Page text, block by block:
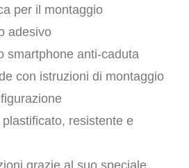
per il montaggio
adesivo
smartphone anti-caduta
con istruzioni di montaggio
resistente e
grazie al suo speciale